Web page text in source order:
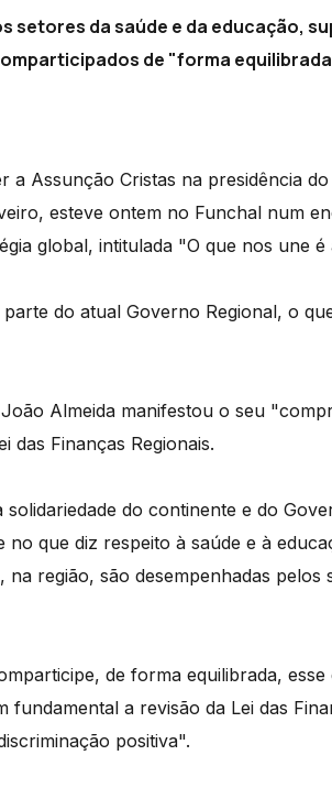
setores da saúde e da educação,
de "forma
Assunção Cristas na presidência
esteve ontem no Funchal num
global, intitulada "O que nos une é
do atual Governo Regional, o
Almeida manifestou o seu
das Finanças Regionais.
do continente e do
que diz respeito à saúde e à
na região, são desempenhadas pelos
de forma equilibrada,
a revisão da Lei das
positiva".